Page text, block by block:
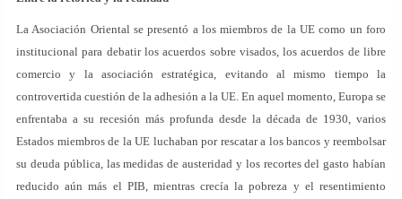
La Asociación Oriental se presentó a los miembros de la UE como un foro
institucional para debatir los acuerdos sobre visados, los acuerdos de libre
comercio y la asociación estratégica, evitando al mismo tiempo la
controvertida cuestión de la adhesión a la UE. En aquel momento, Europa se
enfrentaba a su recesión más profunda desde la década de 1930, varios
Estados miembros de la UE luchaban por rescatar a los bancos y reembolsar
su deuda pública, las medidas de austeridad y los recortes del gasto habían
reducido aún más el PIB, mientras crecía la pobreza y el resentimiento